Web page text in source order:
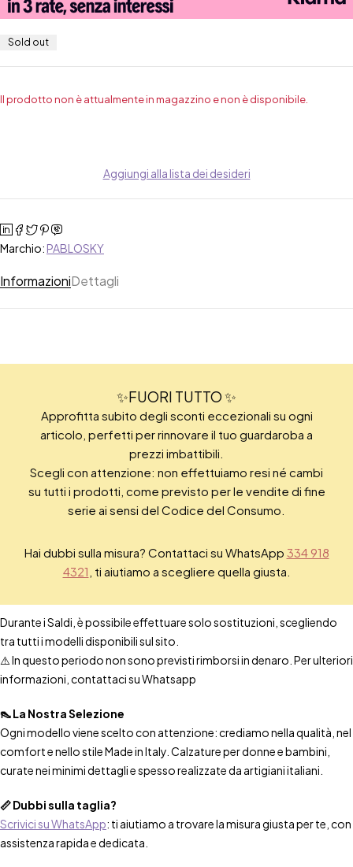
Sold out
Il prodotto non è attualmente in magazzino e non è disponibile.
Aggiungi alla lista dei desideri
Marchio: PABLOSKY
InformazioniDettagli
✨FUORI TUTTO ✨
Approfitta subito degli sconti eccezionali su ogni
articolo, perfetti per rinnovare il tuo guardaroba a
prezzi imbattibili.
Scegli con attenzione: non effettuiamo resi né cambi
su tutti i prodotti, come previsto per le vendite di fine
serie ai sensi del Codice del Consumo.
Hai dubbi sulla misura? Contattaci su WhatsApp 334 918
4321 , ti aiutiamo a scegliere quella giusta.
Durante i Saldi, è possibile effettuare solo sostituzioni, scegliendo
tra tutti i modelli disponibili sul sito.
⚠️ In questo periodo non sono previsti rimborsi in denaro. Per ulteriori
informazioni, contattaci su Whatsapp
👠 La Nostra Selezione
Ogni modello viene scelto con attenzione: crediamo nella qualità, nel
comfort e nello stile Made in Italy. Calzature per donne e bambini,
curate nei minimi dettagli e spesso realizzate da artigiani italiani.
📏 Dubbi sulla taglia?
Scrivici su WhatsApp: ti aiutiamo a trovare la misura giusta per te, con
assistenza rapida e dedicata.